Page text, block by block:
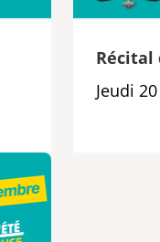
Récital
Jeudi